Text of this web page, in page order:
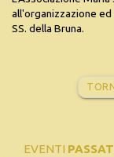
all'organizzazione
SS. della Bruna.
EVENTI